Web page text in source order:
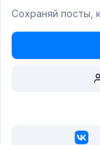
Сохраняй посты,